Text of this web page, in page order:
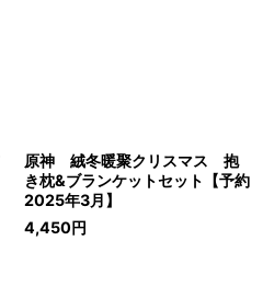
原神 絨冬暖聚クリスマス 抱
き枕&ブランケットセット【予約
2025年3月】
4,450円